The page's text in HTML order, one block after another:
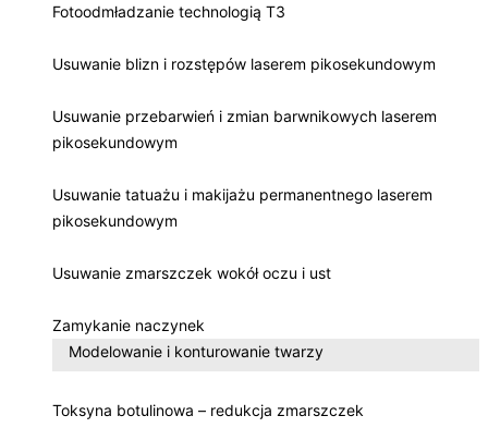
Fotoodmładzanie technologią T3
Usuwanie blizn i rozstępów laserem pikosekundowym
Usuwanie przebarwień i zmian barwnikowych laserem
pikosekundowym
Usuwanie tatuażu i makijażu permanentnego laserem
pikosekundowym
Usuwanie zmarszczek wokół oczu i ust
Zamykanie naczynek
Modelowanie i konturowanie twarzy
Toksyna botulinowa – redukcja zmarszczek